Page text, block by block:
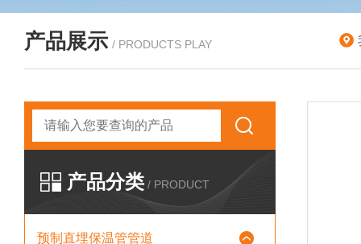
产品展示 / PRODUCTS PLAY
产品分类 / PRODUCT
预制直埋保温管管道